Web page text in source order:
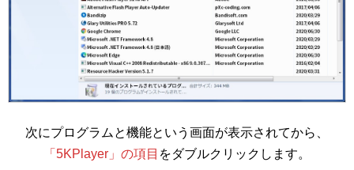
次にプログラムと機能という画面が表示されてから、
「5KPlayer」の項目 をダブルクリックします。